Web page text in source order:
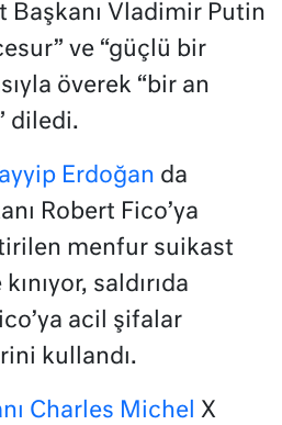
Başkanı Vladimir Putin
ve “güçlü bir
överek “bir an
diledi.
Erdoğan da
Robert Fico’ya
menfur suikast
saldırıda
acil şifalar
kullandı.
Charles Michel X